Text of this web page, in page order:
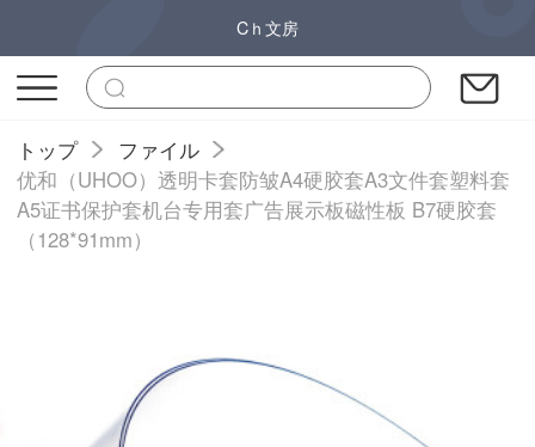
Cｈ文房
トップ
ファイル
优和（UHOO）透明卡套防皱A4硬胶套A3文件套塑料套
A5证书保护套机台专用套广告展示板磁性板 B7硬胶套
（128*91mm）